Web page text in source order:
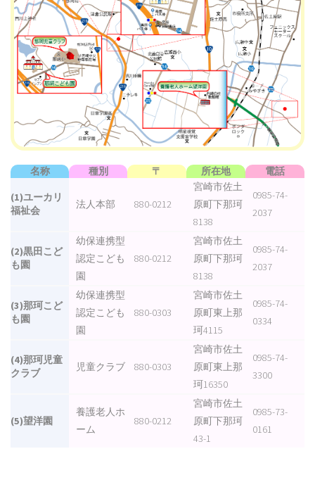
名称 種別 〒 所在地 電話
(1)ユーカリ
福祉会
法人本部 880-0212
宮崎市佐土
原町下那珂
8138
0985-74-
2037
(2)黒田こど
も園
幼保連携型
認定こども
園
880-0212
宮崎市佐土
原町下那珂
8138
0985-74-
2037
(3)那珂こど
も園
幼保連携型
認定こども
園
880-0303
宮崎市佐土
原町東上那
珂4115
0985-74-
0334
(4)那珂児童
クラブ
児童クラブ 880-0303
宮崎市佐土
原町東上那
珂16350
0985-74-
3300
(5)望洋園
養護老人ホ
ーム
880-0212
宮崎市佐土
原町下那珂
43-1
0985-73-
0161